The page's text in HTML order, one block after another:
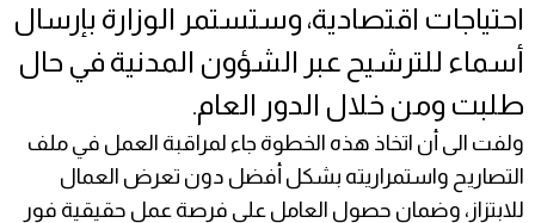
احتياجات اقتصادية، وستستمر الوزارة بإرسال
أسماء للترشيح عبر الشؤون المدنية في حال
طلبت ومن خلال الدور العام.
ولفت الى أن اتخاذ هذه الخطوة جاء لمراقبة العمل في ملف
التصاريح واستمراريته بشكل أفضل دون تعرض العمال
للابتزاز، وضمان حصول العامل على فرصة عمل حقيقية فور